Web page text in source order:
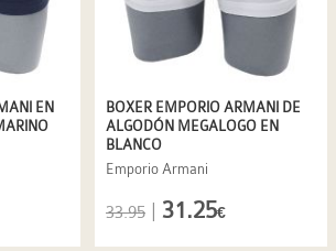
EN
BOXER EMPORIO ARMANI DE
ALGODÓN MEGALOGO EN
BLANCO
Emporio Armani
33.95 31.25€